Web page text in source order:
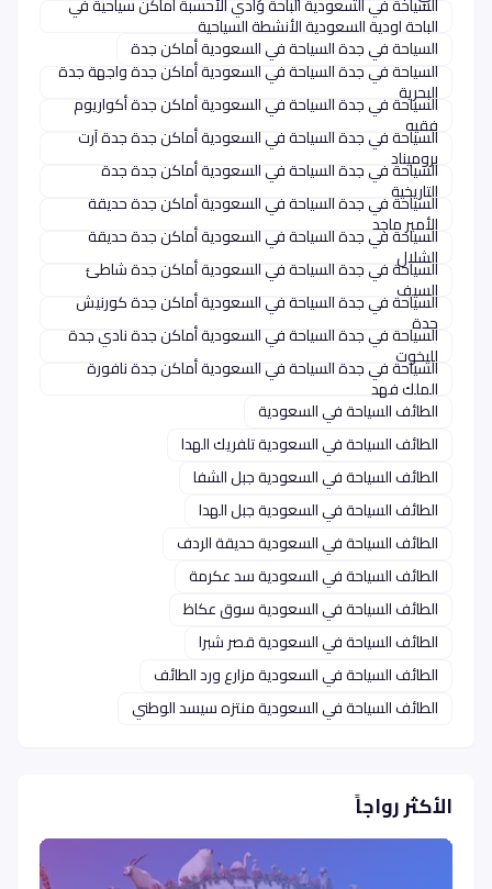
الباحة اودية السعودية الأنشطة السياحية
السياحة في جدة السياحة في السعودية أماكن جدة
السياحة في جدة السياحة في السعودية أماكن جدة واجهة جدة
البحرية
السياحة في جدة السياحة في السعودية أماكن جدة أكواريوم
فقيه
السياحة في جدة السياحة في السعودية أماكن جدة جدة آرت
بروميناد
السياحة في جدة السياحة في السعودية أماكن جدة جدة
التاريخية
السياحة في جدة السياحة في السعودية أماكن جدة حديقة
الأمير ماجد
السياحة في جدة السياحة في السعودية أماكن جدة حديقة
الشلال
السياحة في جدة السياحة في السعودية أماكن جدة شاطئ
السيف
السياحة في جدة السياحة في السعودية أماكن جدة كورنيش
جدة
السياحة في جدة السياحة في السعودية أماكن جدة نادي جدة
لليخوت
السياحة في جدة السياحة في السعودية أماكن جدة نافورة
الملك فهد
الطائف السياحة في السعودية
الطائف السياحة في السعودية تلفريك الهدا
الطائف السياحة في السعودية جبل الشفا
الطائف السياحة في السعودية جبل الهدا
الطائف السياحة في السعودية حديقة الردف
الطائف السياحة في السعودية سد عكرمة
الطائف السياحة في السعودية سوق عكاظ
الطائف السياحة في السعودية قصر شبرا
الطائف السياحة في السعودية مزارع ورد الطائف
الطائف السياحة في السعودية منتزه سيسد الوطني
الأكثر رواجاً